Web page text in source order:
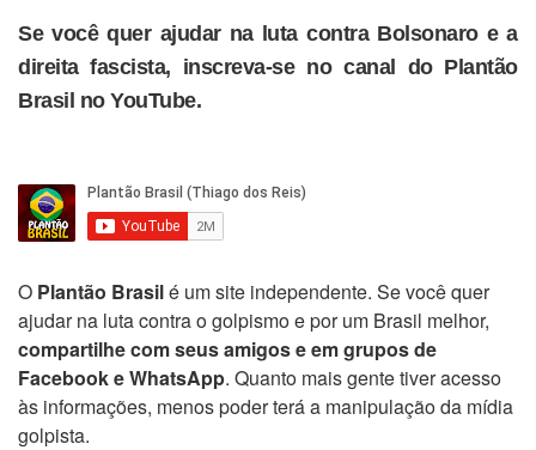
Se você quer ajudar na luta contra Bolsonaro e a
direita fascista, inscreva-se no canal do Plantão
Brasil no YouTube.
O Plantão Brasilé um site independente. Se você quer
ajudar na luta contra o golpismo e por um Brasil melhor,
compartilhe com seus amigos e em grupos de
Facebook e WhatsApp. Quanto mais gente tiver acesso
às informações, menos poder terá a manipulação da mídia
golpista.